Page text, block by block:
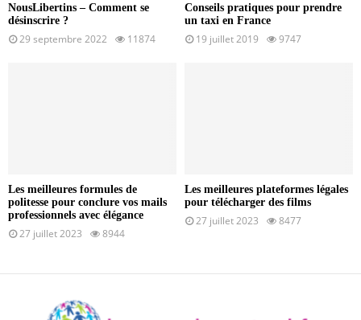
NousLibertins – Comment se
désinscrire ?
29 septembre 2022 11874
Conseils pratiques pour prendre
un taxi en France
19 juillet 2019 9747
Les meilleures formules de
politesse pour conclure vos mails
professionnels avec élégance
27 juillet 2023 8944
Les meilleures plateformes légales
pour télécharger des films
27 juillet 2023 8477